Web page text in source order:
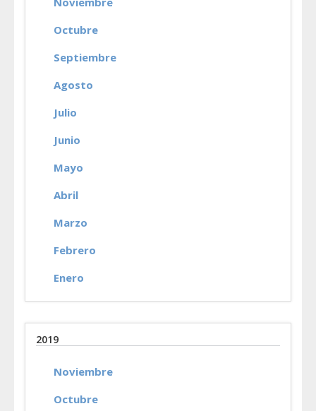
Octubre
Septiembre
Agosto
Julio
Junio
Mayo
Abril
Marzo
Febrero
Enero
2019
Noviembre
Octubre